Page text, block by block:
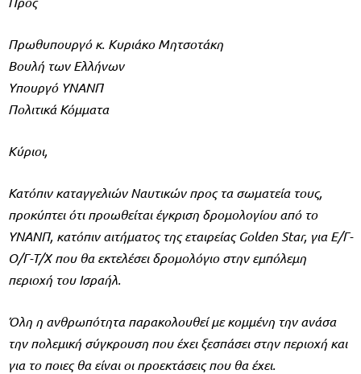
Πρωθυπουργό κ. Κυριάκο Μητσοτάκη
Βουλή των Ελλήνων
Υπουργό ΥΝΑΝΠ
Πολιτικά Κόμματα
Κύριοι,
Κατόπιν καταγγελιών Ναυτικών προς τα σωματεία τους,
προκύπτει ότι προωθείται έγκριση δρομολογίου από το
ΥΝΑΝΠ, κατόπιν αιτήματος της εταιρείας Golden Star, για Ε/Γ-
Ο/Γ-Τ/Χ που θα εκτελέσει δρομολόγιο στην εμπόλεμη
περιοχή του Ισραήλ.
Όλη η ανθρωπότητα παρακολουθεί με κομμένη την ανάσα
την πολεμική σύγκρουση που έχει ξεσπάσει στην περιοχή και
για το ποιες θα είναι οι προεκτάσεις που θα έχει.